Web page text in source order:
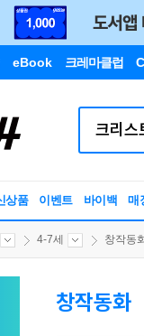
eBook 크레마클럽
상품 이벤트 바이백 매
4-7세 창작동
창작동화